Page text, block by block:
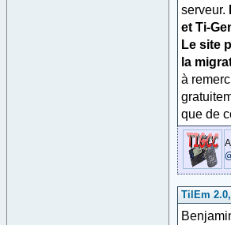
serveur.
et Ti-
Le site
la
à
que de
TilEm